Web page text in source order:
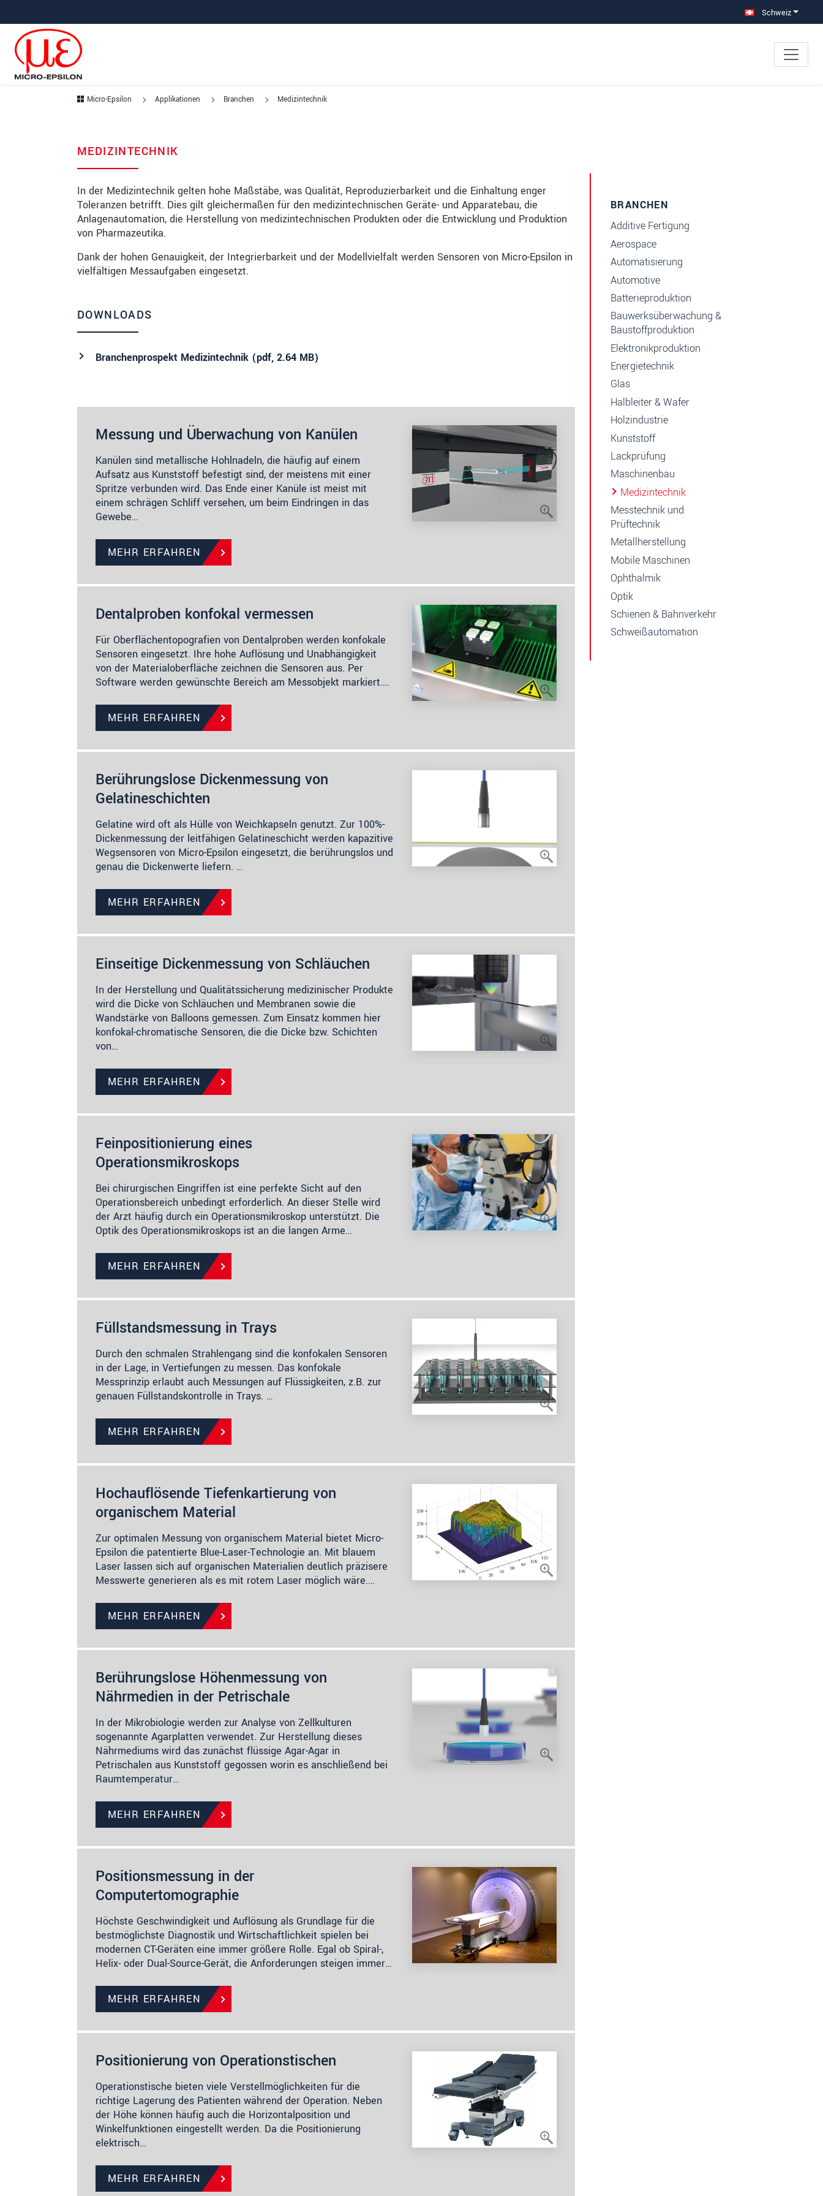
Schweiz
Micro-Epsilon Applikationen Branchen Medizintechnik
MEDIZINTECHNIK
In der Medizintechnik gelten hohe Maßstäbe, was Qualität, Reproduzierbarkeit und die Einhaltung enger
Toleranzen betrifft. Dies gilt gleichermaßen für den medizintechnischen Geräte- und Apparatebau, die
Anlagenautomation, die Herstellung von medizintechnischen Produkten oder die Entwicklung und Produktion
von Pharmazeutika.
Dank der hohen Genauigkeit, der Integrierbarkeit und der Modellvielfalt werden Sensoren von Micro-Epsilon in
vielfältigen Messaufgaben eingesetzt.
DOWNLOADS
Branchenprospekt Medizintechnik (pdf, 2.64 MB)
Messung und Überwachung von Kanülen
Kanülen sind metallische Hohlnadeln, die häufig auf einem
Aufsatz aus Kunststoff befestigt sind, der meistens mit einer
Spritze verbunden wird. Das Ende einer Kanüle ist meist mit
einem schrägen Schliff versehen, um beim Eindringen in das
Gewebe…
MEHR ERFAHREN
Dentalproben konfokal vermessen
Für Oberflächentopografien von Dentalproben werden konfokale
Sensoren eingesetzt. Ihre hohe Auflösung und Unabhängigkeit
von der Materialoberfläche zeichnen die Sensoren aus. Per
Software werden gewünschte Bereich am Messobjekt markiert.…
MEHR ERFAHREN
Berührungslose Dickenmessung von
Gelatineschichten
Gelatine wird oft als Hülle von Weichkapseln genutzt. Zur 100%-
Dickenmessung der leitfähigen Gelatineschicht werden kapazitive
Wegsensoren von Micro-Epsilon eingesetzt, die berührungslos und
genau die Dickenwerte liefern. …
MEHR ERFAHREN
Einseitige Dickenmessung von Schläuchen
In der Herstellung und Qualitätssicherung medizinischer Produkte
wird die Dicke von Schläuchen und Membranen sowie die
Wandstärke von Balloons gemessen. Zum Einsatz kommen hier
konfokal-chromatische Sensoren, die die Dicke bzw. Schichten
von…
MEHR ERFAHREN
Feinpositionierung eines
Operationsmikroskops
Bei chirurgischen Eingriffen ist eine perfekte Sicht auf den
Operationsbereich unbedingt erforderlich. An dieser Stelle wird
der Arzt häufig durch ein Operationsmikroskop unterstützt. Die
Optik des Operationsmikroskops ist an die langen Arme…
MEHR ERFAHREN
Füllstandsmessung in Trays
Durch den schmalen Strahlengang sind die konfokalen Sensoren
in der Lage, in Vertiefungen zu messen. Das konfokale
Messprinzip erlaubt auch Messungen auf Flüssigkeiten, z.B. zur
genauen Füllstandskontrolle in Trays. …
MEHR ERFAHREN
Hochauflösende Tiefenkartierung von
organischem Material
Zur optimalen Messung von organischem Material bietet Micro-
Epsilon die patentierte Blue-Laser-Technologie an. Mit blauem
Laser lassen sich auf organischen Materialien deutlich präzisere
Messwerte generieren als es mit rotem Laser möglich wäre.…
MEHR ERFAHREN
Berührungslose Höhenmessung von
Nährmedien in der Petrischale
In der Mikrobiologie werden zur Analyse von Zellkulturen
sogenannte Agarplatten verwendet. Zur Herstellung dieses
Nährmediums wird das zunächst flüssige Agar-Agar in
Petrischalen aus Kunststoff gegossen worin es anschließend bei
Raumtemperatur…
MEHR ERFAHREN
Positionsmessung in der
Computertomographie
Höchste Geschwindigkeit und Auflösung als Grundlage für die
bestmöglichste Diagnostik und Wirtschaftlichkeit spielen bei
modernen CT-Geräten eine immer größere Rolle. Egal ob Spiral-,
Helix- oder Dual-Source-Gerät, die Anforderungen steigen immer…
MEHR ERFAHREN
Positionierung von Operationstischen
Operationstische bieten viele Verstellmöglichkeiten für die
richtige Lagerung des Patienten während der Operation. Neben
der Höhe können häufig auch die Horizontalposition und
Winkelfunktionen eingestellt werden. Da die Positionierung
elektrisch…
MEHR ERFAHREN
BRANCHEN
Additive Fertigung
Aerospace
Automatisierung
Automotive
Batterieproduktion
Bauwerksüberwachung &
Baustoffproduktion
Elektronikproduktion
Energietechnik
Glas
Halbleiter & Wafer
Holzindustrie
Kunststoff
Lackprüfung
Maschinenbau
Medizintechnik
Messtechnik und
Prüftechnik
Metallherstellung
Mobile Maschinen
Ophthalmik
Optik
Schienen & Bahnverkehr
Schweißautomation